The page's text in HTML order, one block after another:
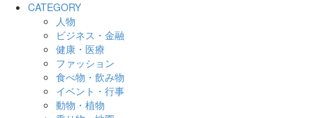
CATEGORY
人物
ビジネス・金融
健康・医療
ファッション
食べ物・飲み物
イベント・行事
動物・植物